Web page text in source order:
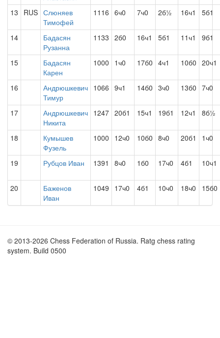
13 RUS Слюняев
Тимофей
1116 6ч0 7ч0 2б½ 16ч1 5б1
14
Бадасян
Рузанна
1133 2б0 16ч1 5б1 11ч1 9б1
15
Бадасян
Карен
1000 1ч0 17б0 4ч1 10б0 20ч1
16
Андрюшкевич
Тимур
1066 9ч1 14б0 3ч0 13б0 7ч0
17
Андрюшкевич
Никита
1247 20б1 15ч1 19б1 12ч1 8б½
18
Кумышев
Фузель
1000 12ч0 10б0 8ч0 20б1 1ч0
19 Рубцов Иван 1391 8ч0 1б0 17ч0 4б1 10ч1
20
Баженов
Иван
1049 17ч0 4б1 10ч0 18ч0 15б0
© 2013-2026 Chess Federation of Russia. Ratg chess rating
system. Build 0500